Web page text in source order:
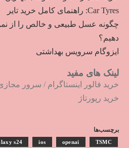
Car Tyres: راهنمای کامل خرید تایر
چگونه عسل طبیعی و خالص را از
دهیم؟
ایزوگام سرویس بهداشتی
لینک های مفید
خرید فالور اینستاگرام / سرور
خرید رپورتاژ
برچسب‌ها
s24 ios openai TSMC